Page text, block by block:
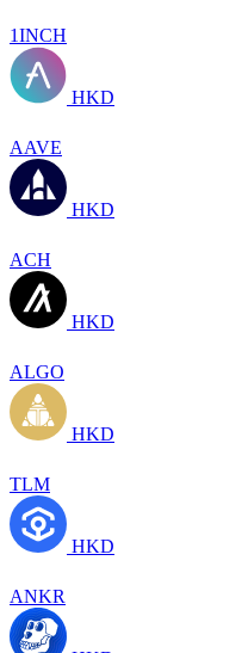
1INCH
HKD
AAVE
HKD
ACH
HKD
ALGO
HKD
TLM
HKD
ANKR